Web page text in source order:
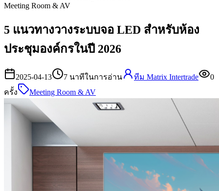
Meeting Room & AV
5 แนวทางวางระบบจอ LED สำหรับห้อง
ประชุมองค์กรในปี 2026
2025-04-13 7 นาทีในการอ่าน ทีม Matrix Intertrade
0
ครั้ง
Meeting Room & AV